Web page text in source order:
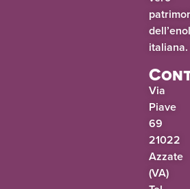
italiana.
Via
Piave
69
21022
Azzate
(VA)